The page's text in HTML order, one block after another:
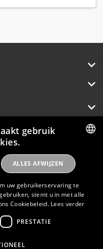
Hotelprofessionals
DUTCH
ENGLISH
gebruik
uw gebruikerservaring te
stemt u in met alle
Cookiebeleid. Lees verder
PRESTATIE
ALLES AFWIJZEN